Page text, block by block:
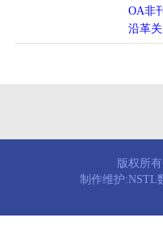
OA非
沿革
版权所
制作维护:NSTL